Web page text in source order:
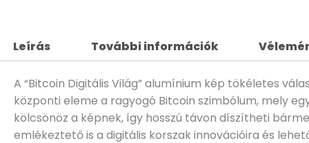
Leírás További információk
A “Bitcoin Digitális Világ” alumínium kép tökéletes
központi eleme a ragyogó Bitcoin szimbólum, mely
kölcsönöz a képnek, így hosszú távon díszítheti
emlékeztető is a digitális korszak innovációira és